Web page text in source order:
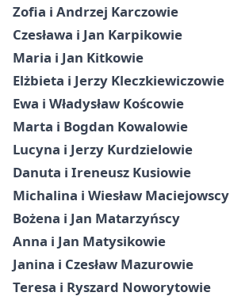
Zofia i Andrzej Karczowie
Czesława i Jan Karpikowie
Maria i Jan Kitkowie
Elżbieta i Jerzy Kleczkiewiczowie
Ewa i Władysław Koścowie
Marta i Bogdan Kowalowie
Lucyna i Jerzy Kurdzielowie
Danuta i Ireneusz Kusiowie
Michalina i Wiesław Maciejowscy
Bożena i Jan Matarzyńscy
Anna i Jan Matysikowie
Janina i Czesław Mazurowie
Teresa i Ryszard Noworytowie